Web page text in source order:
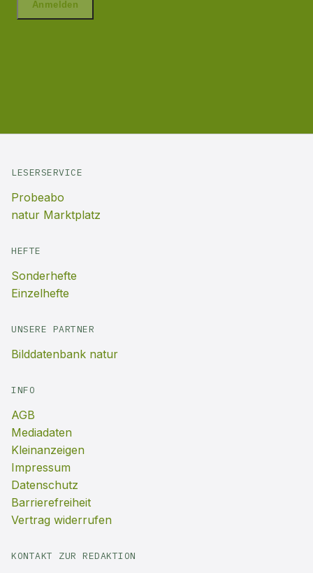
LESERSERVICE
Probeabo
natur Marktplatz
HEFTE
Sonderhefte
Einzelhefte
UNSERE PARTNER
Bilddatenbank natur
INFO
AGB
Mediadaten
Kleinanzeigen
Impressum
Datenschutz
Barrierefreiheit
Vertrag widerrufen
KONTAKT ZUR REDAKTION